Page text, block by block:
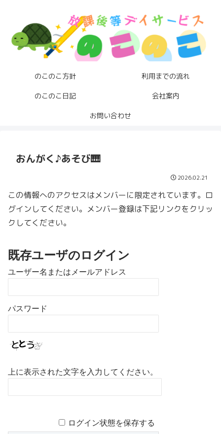
のこのこ方針 利用までの流れ
のこのこ日記 会社案内
お問い合わせ
おんがく♪あそび🎹
2026.02.21
この情報へのアクセスはメンバーに限定されています。ロ
グインしてください。メンバー登録は下記リンクをクリッ
クしてください。
既存ユーザのログイン
ユーザー名またはメールアドレス
パスワード
上に表示された文字を入力してください。
ログイン状態を保存する